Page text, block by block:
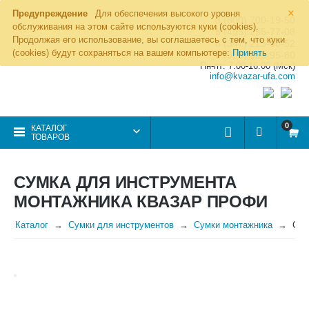
×
Предупреждение
Для обеспечения высокого уровня
обслуживания на этом сайте используются куки (cookies).
Продолжая его использование, вы соглашаетесь с тем, что куки
(cookies) будут сохраняться на вашем компьютере: Принять
8 (800) 700-19-50
8 (495) 255-77-08
8 (347) 225-00-52
8 (986) 963-95-80
Пн-пт: 7.00-16.00 (Мск)
info@kvazar-ufa.com
КАТАЛОГ
ТОВАРОВ
0
СУМКА ДЛЯ ИНСТРУМЕНТА
МОНТАЖНИКА КВАЗАР ПРОФИ
Каталог Сумки для инструментов Сумки монтажника